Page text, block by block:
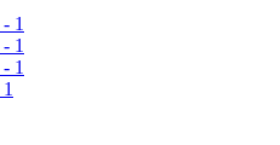
- 1
- 1
- 1
1